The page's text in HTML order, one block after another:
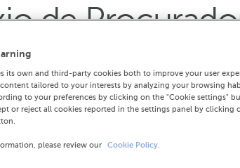
de
de León colaboran para
dos servizos de ABANCA
its own and third-party cookies both to improve your user
tailored to your interests by analyzing your browsing
to your preferences by clicking on the "Cookie settings"
or reject all cookies reported in the settings panel by clicking
please review our Cookie Policy.